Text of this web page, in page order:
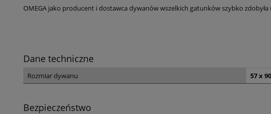
OMEGA jako producent i dostawca dywanów wszelkich gatunków szybko
Dane techniczne
Rozmiar dywanu 57 x
Bezpieczeństwo